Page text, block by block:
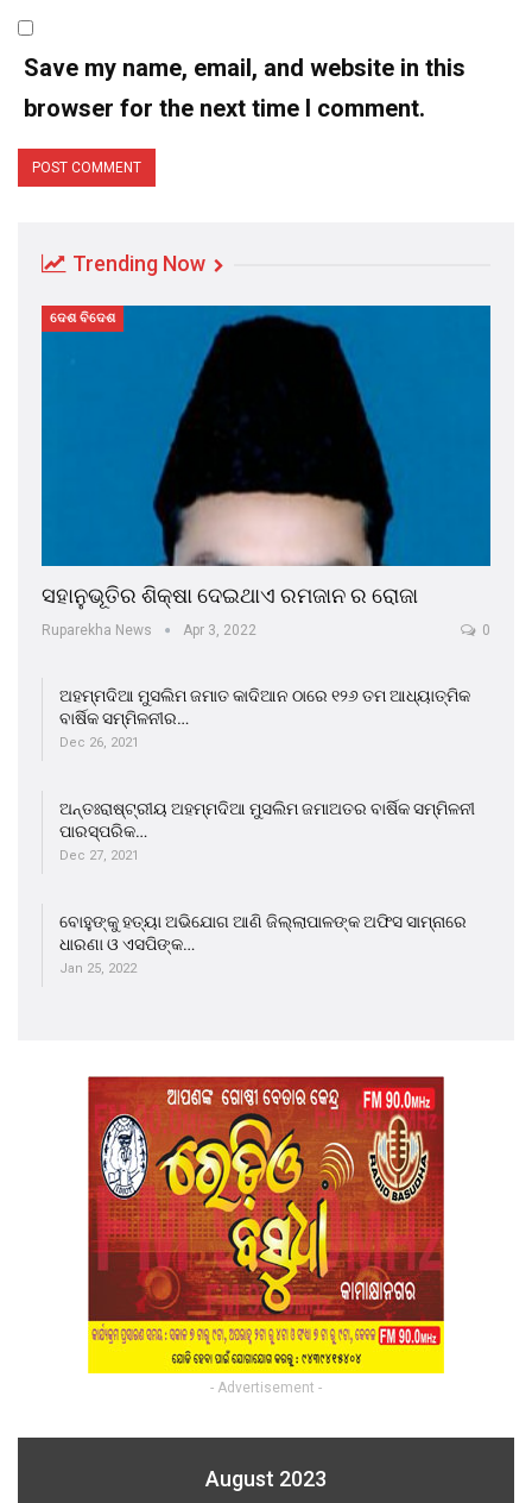
Save my name, email, and website in this
browser for the next time I comment.
Trending Now
ଦେଶ ବିଦେଶ
ସହାନୁଭୂତିର ଶିକ୍ଷା ଦେଇଥାଏ ରମଜାନ ର ରୋଜା
Ruparekha News Apr 3, 2022 0
ଅହମ୍ମଦିଆ ମୁସଲିମ ଜମାତ କାଦିଆନ ଠାରେ ୧୨୬ ତମ ଆଧ୍ୟାତ୍ମିକ
ବାର୍ଷିକ ସମ୍ମିଳନୀର…
Dec 26, 2021
ଅନ୍ତଃରାଷ୍ଟ୍ରୀୟ ଅହମ୍ମଦିଆ ମୁସଲିମ ଜମାଅତର ବାର୍ଷିକ ସମ୍ମିଳନୀ
ପାରସ୍ପରିକ…
Dec 27, 2021
ବୋହୁଙ୍କୁ ହତ୍ୟା ଅଭିଯୋଗ ଆଣି ଜିଲ୍ଲାପାଳଙ୍କ ଅଫିସ ସାମ୍ନାରେ
ଧାରଣା ଓ ଏସପିଙ୍କ…
Jan 25, 2022
- Advertisement -
August 2023